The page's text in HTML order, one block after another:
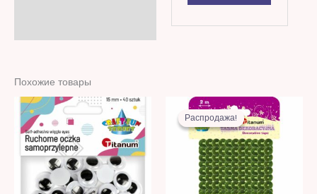
Похожие товары
Распродажа!
Распродажа!
Первоначальная
цена
составляла
10,00 MDL.
Текущая
цена:
6,00 MDL.